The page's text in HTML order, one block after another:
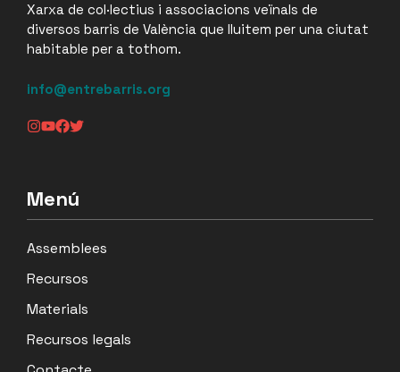
Xarxa de col·lectius i associacions veïnals de
diversos barris de València que lluitem per una ciutat
habitable per a tothom.
info@entrebarris.org
Menú
Assemblees
Recursos
Materials
Recursos legals